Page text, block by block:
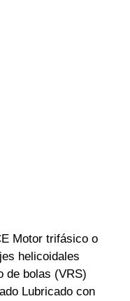
Motor trifásico o
helicoidales
de bolas (VRS)
Lubricado con